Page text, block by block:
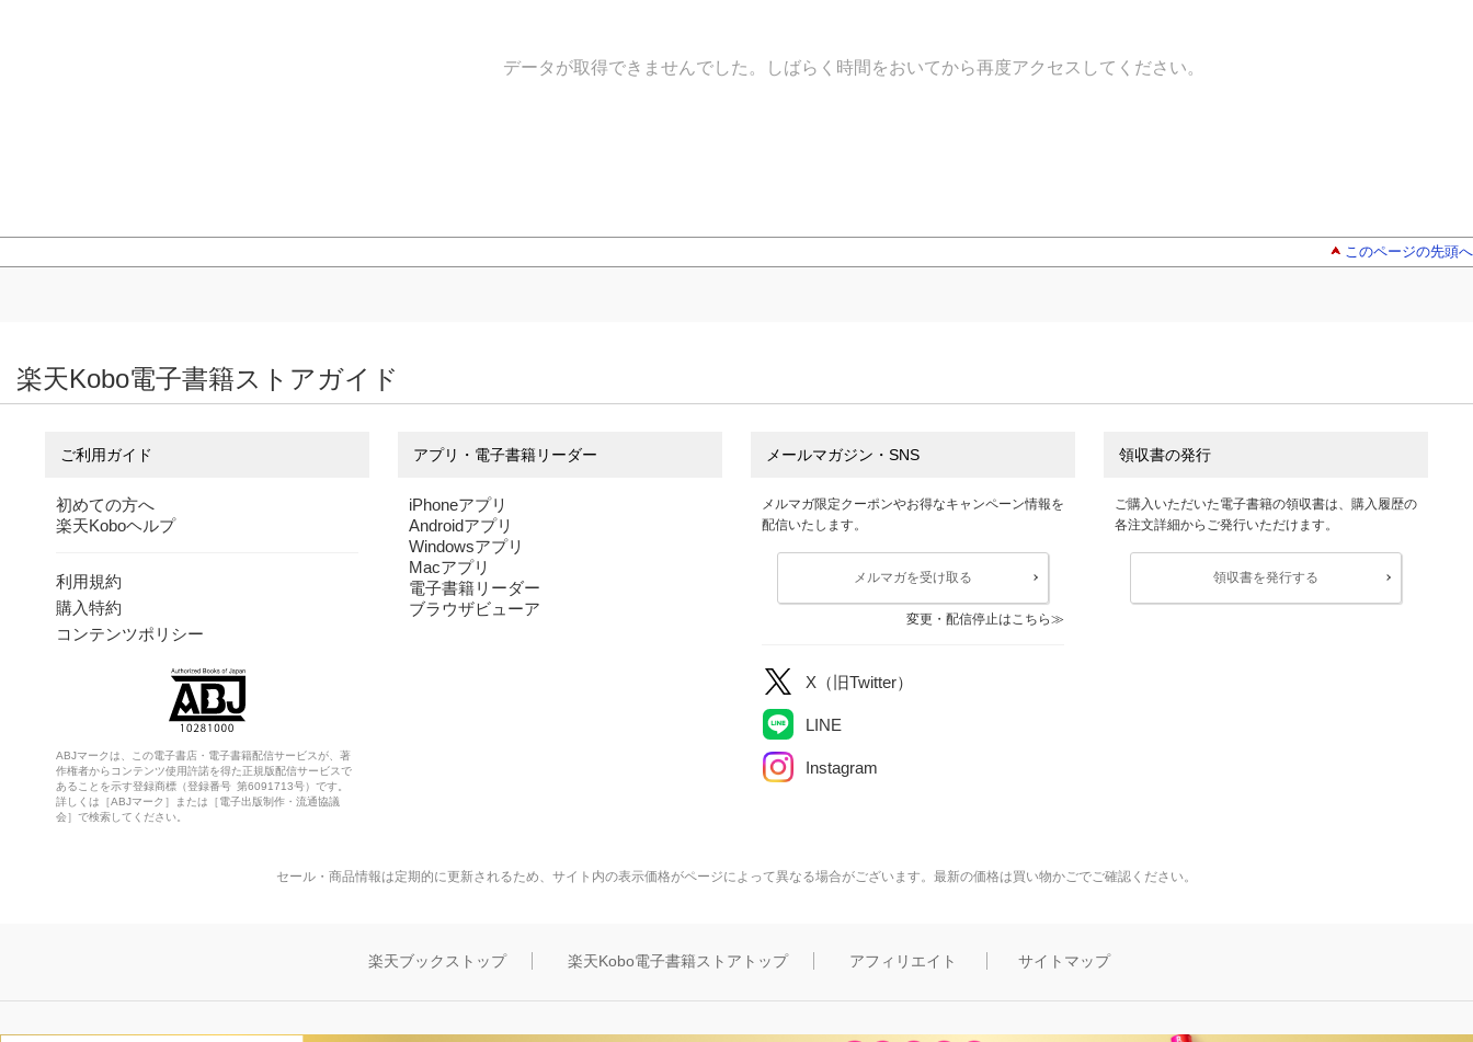
データが取得できませんでした。しばらく時間をおいてから再度アクセスしてください。
このページの先頭へ
楽天Kobo電子書籍ストアガイド
ご利用ガイド
初めての方へ
楽天Koboヘルプ
利用規約
購入特約
コンテンツポリシー
ABJマークは、この電子書店・電子書籍配信サービスが、著
作権者からコンテンツ使用許諾を得た正規版配信サービスで
あることを示す登録商標（登録番号 第6091713号）です。
詳しくは［ABJマーク］または［電子出版制作・流通協議
会］で検索してください。
アプリ・電子書籍リーダー
iPhoneアプリ
Androidアプリ
Windowsアプリ
Macアプリ
電子書籍リーダー
ブラウザビューア
メールマガジン・SNS
メルマガ限定クーポンやお得なキャンペーン情報を
配信いたします。
メルマガを受け取る
変更・配信停止はこちら
X（旧Twitter）
LINE
Instagram
領収書の発行
ご購入いただいた電子書籍の領収書は、購入履歴の
各注文詳細からご発行いただけます。
領収書を発行する
セール・商品情報は定期的に更新されるため、サイト内の表示価格がページによって異なる場合がございます。最新の価格は買い物かごでご確認ください。
楽天ブックストップ 楽天Kobo電子書籍ストアトップ アフィリエイト サイトマップ